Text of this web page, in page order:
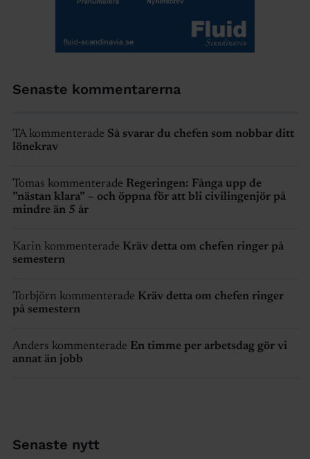
Senaste kommentarerna
TA kommenterade Så svarar du chefen som nobbar ditt
lönekrav
Tomas kommenterade Regeringen: Fånga upp de
”nästan klara” – och öppna för att bli civilingenjör på
mindre än 5 år
Karin kommenterade Kräv detta om chefen ringer på
semestern
Torbjörn kommenterade Kräv detta om chefen ringer
på semestern
Anders kommenterade En timme per arbetsdag gör vi
annat än jobb
Senaste nytt